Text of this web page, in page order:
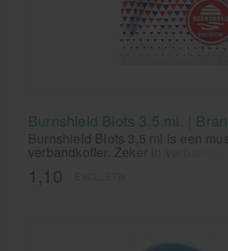
Burnshield Blots 3,5 ml. |
Burnshield Blots 3,5 ml is een
verbandkoffer. Zeker in
keuken hangen, de zogenoemde
Burnshield voor behandeling van
1,10